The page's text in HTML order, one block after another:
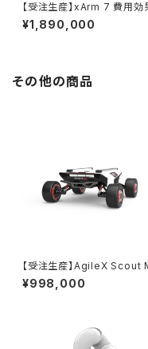
【受注生産】xArm 7 費用効
の高い多軸ロボットアーム
¥1,890,000
その他の商品
【受注生産】AgileX Scout
i オフロード版
¥998,000